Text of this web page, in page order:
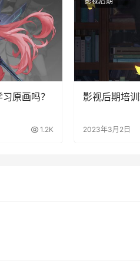
原画吗？
1.2K
影视后期培
2023年3月2日